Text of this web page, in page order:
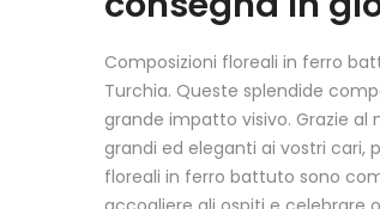
Composizioni floreali in ferro
Turchia. Queste splendide
grande impatto visivo. Grazie
grandi ed eleganti ai vostri cari,
floreali in ferro battuto sono